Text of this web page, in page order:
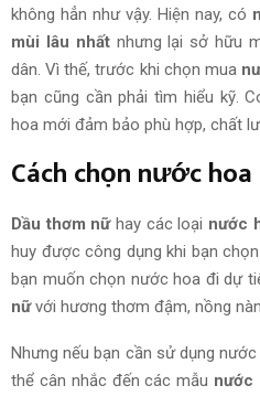
không hẳn như vậy. Hiện nay, có
mùi lâu nhất nhưng lại sở hữu
dân. Vì thế, trước khi chọn mua
bạn cũng cần phải tìm hiểu kỹ.
hoa mới đảm bảo phù hợp, chất
Cách chọn nước
Dầu thơm nữhay các loại nước
huy được công dụng khi bạn
bạn muốn chọn nước hoa đi dự
nữvới hương thơm đậm, nồng
Nhưng nếu bạn cần sử dụng
thể cân nhắc đến các mẫu nước